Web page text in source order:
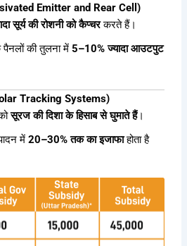
Emitter and Rear Cell)
सूर्य की रोशनी को कैप्चरकरते हैं।
पैनलों की तुलना में5–10% ज्यादा आउटपुट
Tracking Systems)
सूरज की दिशा के हिसाब से घुमाते हैं।
में20–30% तक का इजाफाहोता है